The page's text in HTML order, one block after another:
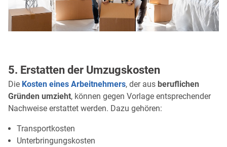
5. Erstatten der Umzugskosten
Die Kosten eines Arbeitnehmers, der aus beruflichen
Gründen umzieht, können gegen Vorlage entsprechender
Nachweise erstattet werden. Dazu gehören:
Transportkosten
Unterbringungskosten